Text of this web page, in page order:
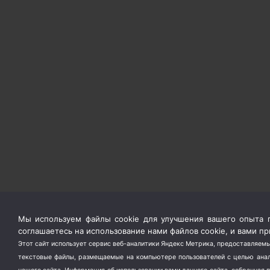
Мы используем файлы cookie для улучшения вашего опыта
соглашаетесь на использование нами файлов cookie, и вами
Этот сайт использует сервис веб-аналитики Яндекс Метрика,
текстовые файлы, размещаемые на компьютере пользователей с целью